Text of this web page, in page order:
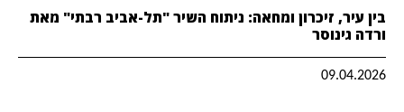
בין עיר, זיכרון ומחאה: ניתוח השיר "תל-אביב רבתי" מאת
ורדה גינוסר
09.04.2026